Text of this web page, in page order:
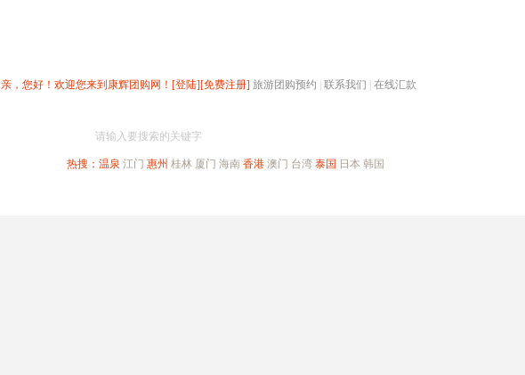
亲，您好！欢迎您来到康辉团购网！ [登陆][免费注册] 旅游团购预约 联系我们 在线汇款
请输入要搜索的关键字
热搜： 温泉 江门 惠州 桂林 厦门 海南 香港 澳门 台湾 泰国 日本 韩国